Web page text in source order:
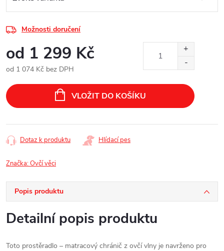
Možnosti doručení
od 1 299 Kč
od 1 074 Kč bez DPH
cena:
VLOŽIT DO KOŠÍKU
Dotaz k produktu Hlídací pes
Značka:Ovčí věci
Popis produktu
Detailní popis produktu
Toto prostěradlo – matracový chránič z ovčí vlny je navrženo pro